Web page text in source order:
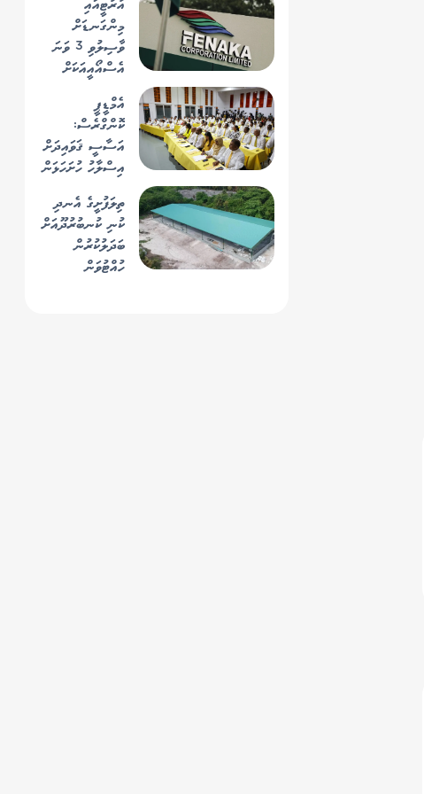
އާރުޓީއައި
މިންގަނޑަށް
ވާސިލުވި 3 ވަނަ
އެސްއޯއީއަކަށް
އެމްޑީޕީ
ކޮންގްރެސް:
އަސާސީ ޤަވައިދަށް
އިސްލާހު ހުށަހަޅަން
ތިލަފުށީގެ އެނދި
ކުނި ކުނބުރުދޫއަށް
ބަދަލުކުރުން
ހުއްޓުވަން